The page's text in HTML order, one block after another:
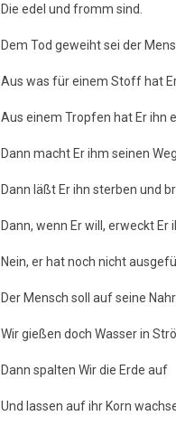
Die edel und fromm sind.
Dem Tod geweiht sei der
Aus was für einem Stoff hat
Aus einem Tropfen hat Er ihn
Dann macht Er ihm seinen
Dann läßt Er ihn sterben und
Dann, wenn Er will, erweckt Er
Nein, er hat noch nicht
Der Mensch soll auf seine
Wir gießen doch Wasser in
Dann spalten Wir die Erde auf
Und lassen auf ihr Korn